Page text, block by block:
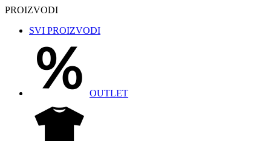
PROIZVODI
SVI PROIZVODI
OUTLET